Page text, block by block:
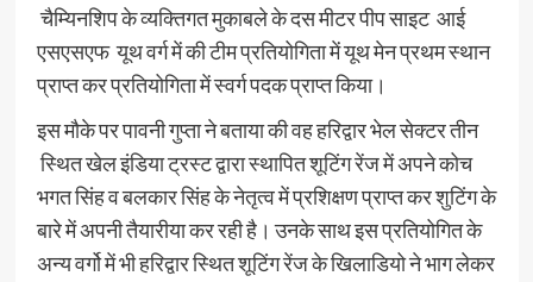
चैम्यिनशिप के व्यक्तिगत मुकाबले के दस मीटर पीप साइट आई
एसएसएफ यूथ वर्ग में की टीम प्रतियोगिता में यूथ मेन प्रथम स्थान
प्राप्त कर प्रतियोगिता में स्वर्ग पदक प्राप्त किया।
इस मौके पर पावनी गुप्ता ने बताया की वह हरिद्वार भेल सेक्टर तीन
स्थित खेल इंडिया ट्रस्ट द्वारा स्थापित शूटिंग रेंज में अपने कोच
भगत सिंह व बलकार सिंह के नेतृत्व में प्रशिक्षण प्राप्त कर शुटिंग के
बारे में अपनी तैयारीया कर रही है। उनके साथ इस प्रतियोगित के
अन्य वर्गो में भी हरिद्वार स्थित शूटिंग रेंज के खिलाडियो ने भाग लेकर